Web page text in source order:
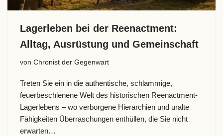
Lagerleben bei der Reenactment:
Alltag, Ausrüstung und Gemeinschaft
von Chronist der Gegenwart
Treten Sie ein in die authentische, schlammige,
feuerbeschienene Welt des historischen Reenactment-
Lagerlebens – wo verborgene Hierarchien und uralte
Fähigkeiten Überraschungen enthüllen, die Sie nicht
erwarten…